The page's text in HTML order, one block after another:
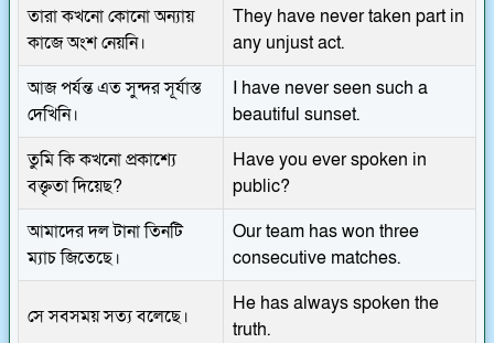
তারা কখনো কোনো অন্যায়
কাজে অংশ নেয়নি।
They have never taken part in
any unjust act.
আজ পর্যন্ত এত সুন্দর সূর্যাস্ত
দেখিনি।
I have never seen such a
beautiful sunset.
তুমি কি কখনো প্রকাশ্যে
বক্তৃতা দিয়েছ?
Have you ever spoken in
public?
আমাদের দল টানা তিনটি
ম্যাচ জিতেছে।
Our team has won three
consecutive matches.
সে সবসময় সত্য বলেছে।
He has always spoken the
truth.